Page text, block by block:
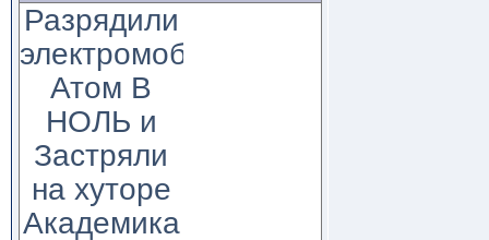
Разрядили
электромобиль
Атом В
НОЛЬ и
Застряли
на хуторе
Академика